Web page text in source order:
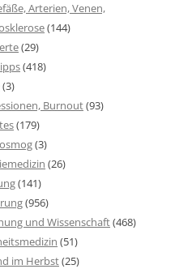
Arterien, Venen,
(144)
(29)
(418)
(3)
Burnout(93)
(179)
(3)
(26)
(141)
(956)
und Wissenschaft(468)
(51)
im Herbst(25)